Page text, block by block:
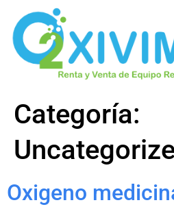
Categoría:
Oxigeno